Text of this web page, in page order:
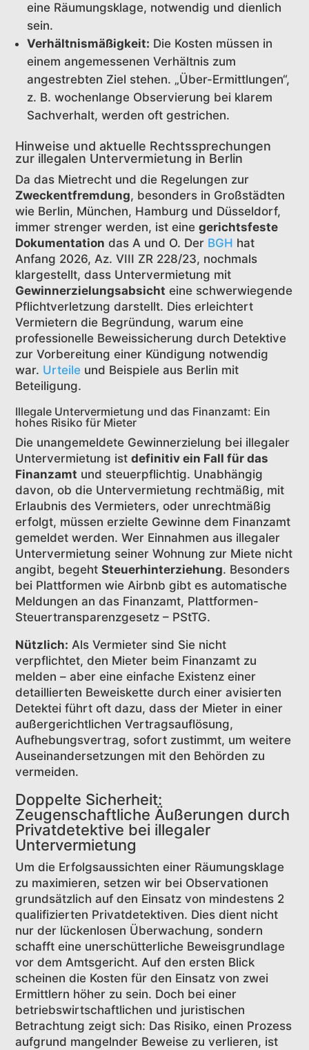
eine Räumungsklage, notwendig und dienlich
sein.
Verhältnismäßigkeit: Die Kosten müssen in
einem angemessenen Verhältnis zum
angestrebten Ziel stehen. „Über-Ermittlungen“,
z. B. wochenlange Observierung bei klarem
Sachverhalt, werden oft gestrichen.
Hinweise und aktuelle Rechtssprechungen
zur illegalen Untervermietung in Berlin
Da das Mietrecht und die Regelungen zur
Zweckentfremdung, besonders in Großstädten
wie Berlin, München, Hamburg und Düsseldorf,
immer strenger werden, ist einegerichtsfeste
Dokumentation das A und O. Der BGH hat
Anfang 2026, Az. VIII ZR 228/23, nochmals
klargestellt, dass Untervermietung mit
Gewinnerzielungsabsicht eine schwerwiegende
Pflichtverletzung darstellt. Dies erleichtert
Vermietern die Begründung, warum eine
professionelle Beweissicherung durch Detektive
zur Vorbereitung einer Kündigung notwendig
war. Urteile und Beispiele aus Berlin mit
Beteiligung.
Illegale Untervermietung und das Finanzamt: Ein
hohes Risiko für Mieter
Die unangemeldete Gewinnerzielung bei illegaler
Untervermietung istdefinitiv ein Fall für das
Finanzamt und steuerpflichtig. Unabhängig
davon, ob die Untervermietung rechtmäßig, mit
Erlaubnis des Vermieters, oder unrechtmäßig
erfolgt, müssen erzielte Gewinne dem Finanzamt
gemeldet werden. Wer Einnahmen aus illegaler
Untervermietung seiner Wohnung zur Miete nicht
angibt, begehtSteuerhinterziehung. Besonders
bei Plattformen wie Airbnb gibt es automatische
Meldungen an das Finanzamt, Plattformen-
Steuertransparenzgesetz – PStTG.
Nützlich: Als Vermieter sind Sie nicht
verpflichtet, den Mieter beim Finanzamt zu
melden – aber eine einfache Existenz einer
detaillierten Beweiskette durch einer avisierten
Detektei führt oft dazu, dass der Mieter in einer
außergerichtlichen Vertragsauflösung,
Aufhebungsvertrag, sofort zustimmt, um weitere
Auseinandersetzungen mit den Behörden zu
vermeiden.
Doppelte Sicherheit:
Zeugenschaftliche Äußerungen durch
Privatdetektive bei illegaler
Untervermietung
Um die Erfolgsaussichten einer Räumungsklage
zu maximieren, setzen wir bei Observationen
grundsätzlich auf den Einsatz von mindestens 2
qualifizierten Privatdetektiven. Dies dient nicht
nur der lückenlosen Überwachung, sondern
schafft eine unerschütterliche Beweisgrundlage
vor dem Amtsgericht. Auf den ersten Blick
scheinen die Kosten für den Einsatz von zwei
Ermittlern höher zu sein. Doch bei einer
betriebswirtschaftlichen und juristischen
Betrachtung zeigt sich: Das Risiko, einen Prozess
aufgrund mangelnder Beweise zu verlieren, ist